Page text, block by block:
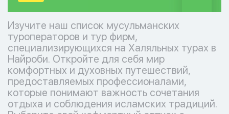
Изучите наш список мусульманских
туроператоров и тур фирм,
специализирующихся на Халяльных турах в
Найроби. Откройте для себя мир
комфортных и духовных путешествий,
предоставляемых профессионалами,
которые понимают важность сочетания
отдыха и соблюдения исламских традиций.